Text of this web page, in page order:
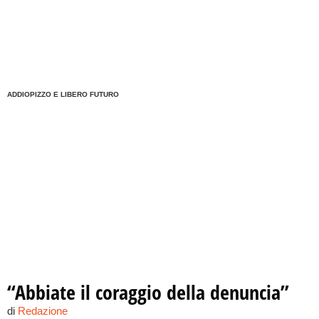
ADDIOPIZZO E LIBERO FUTURO
“Abbiate il coraggio della denuncia”
di Redazione